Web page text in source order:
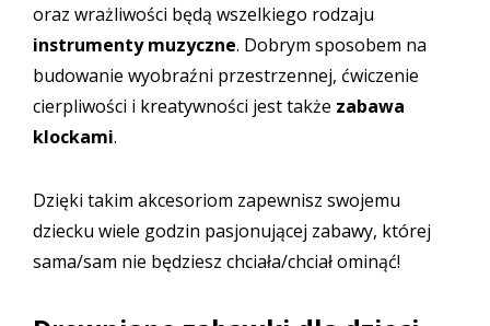
oraz wrażliwości będą wszelkiego rodzaju
instrumenty muzyczne. Dobrym sposobem na
budowanie wyobraźni przestrzennej, ćwiczenie
cierpliwości i kreatywności jest także zabawa
klockami.
Dzięki takim akcesoriom zapewnisz swojemu
dziecku wiele godzin pasjonującej zabawy, której
sama/sam nie będziesz chciała/chciał ominąć!